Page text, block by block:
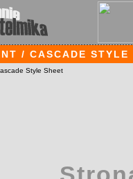
/ CASCADE STYLE
Style Sheet